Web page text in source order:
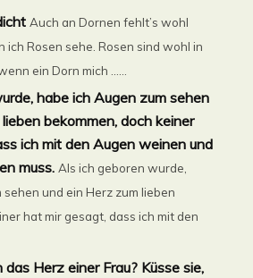
Auch an Dornen fehlt’s wohl
ich Rosen sehe. Rosen sind wohl in
ein Dorn mich ......
habe ich Augen zum sehen
bekommen, doch keiner
ich mit den Augen weinen und
muss. Als ich geboren wurde,
und ein Herz zum lieben
hat mir gesagt, dass ich mit den
Herz einer Frau? Küsse sie,